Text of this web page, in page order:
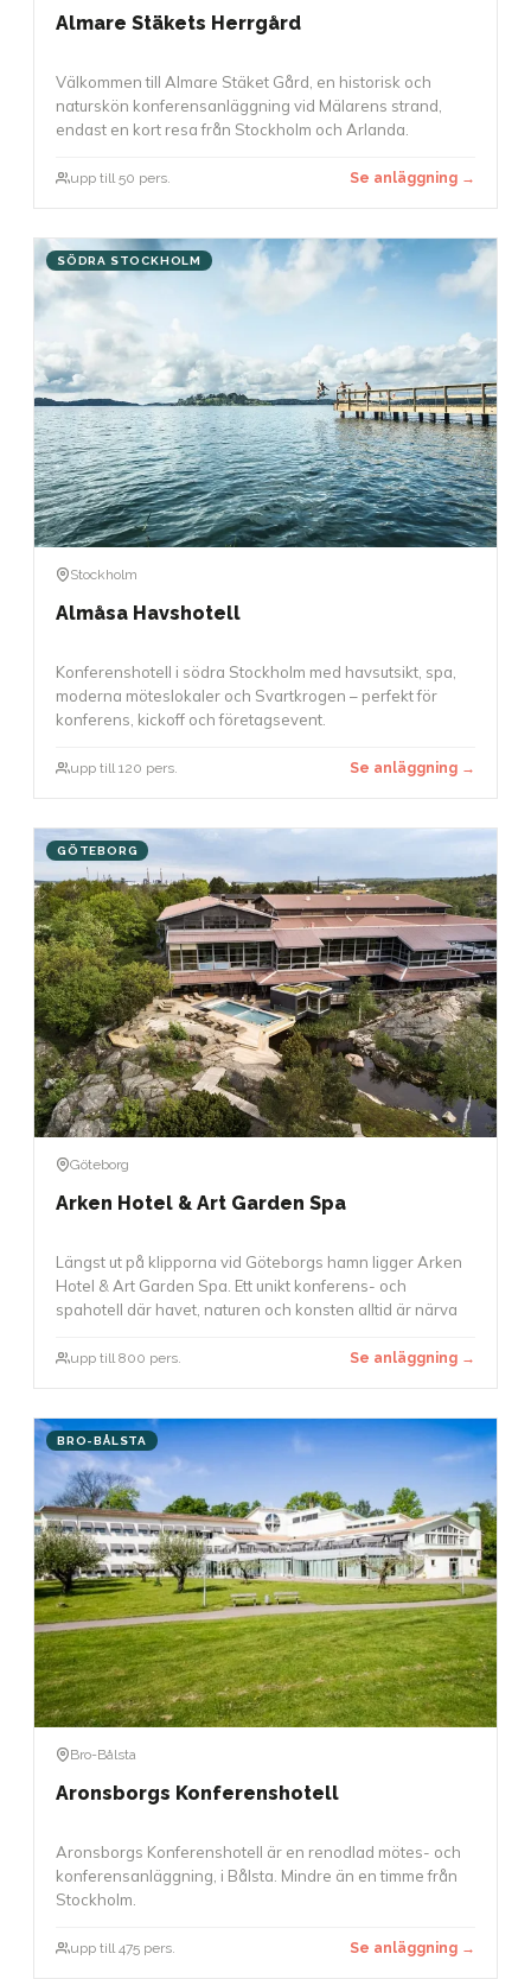
Almare Stäkets Herrgård
Välkommen till Almare Stäket Gård, en historisk och
naturskön konferensanläggning vid Mälarens strand,
endast en kort resa från Stockholm och Arlanda.
upp till 50 pers. Se anläggning →
SÖDRA STOCKHOLM
Stockholm
Almåsa Havshotell
Konferenshotell i södra Stockholm med havsutsikt, spa,
moderna möteslokaler och Svartkrogen – perfekt för
konferens, kickoff och företagsevent.
upp till 120 pers. Se anläggning →
GÖTEBORG
Göteborg
Arken Hotel & Art Garden Spa
Längst ut på klipporna vid Göteborgs hamn ligger Arken
Hotel & Art Garden Spa. Ett unikt konferens- och
spahotell där havet, naturen och konsten alltid är närva
upp till 800 pers. Se anläggning →
BRO-BÅLSTA
Bro-Bålsta
Aronsborgs Konferenshotell
Aronsborgs Konferenshotell är en renodlad mötes- och
konferensanläggning, i Bålsta. Mindre än en timme från
Stockholm.
upp till 475 pers. Se anläggning →